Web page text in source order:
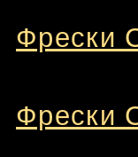
Фрески
Фрески